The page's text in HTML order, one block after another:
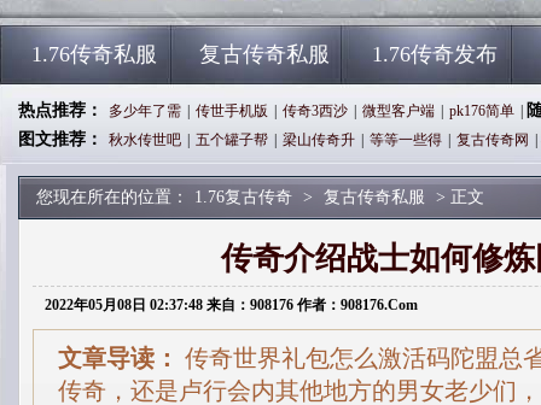
1.76传奇私服 复古传奇私服 1.76传奇发布
热点推荐： 多少年了需 传世手机版 传奇3西沙 微型客户端 pk176简单
图文推荐：
秋水传世吧 五个罐子帮 梁山传奇升 等等一些得 复古传奇网
您现在所在的位置： 1.76复古传奇 > 复古传奇私服 > 正文
传奇介绍战士如何修
2022年05月08日 02:37:48 来自：908176 作者：908176.Com
文章导读： 传奇世界礼包怎么激活码陀盟总
传奇，还是卢行会内其他地方的男女老少们